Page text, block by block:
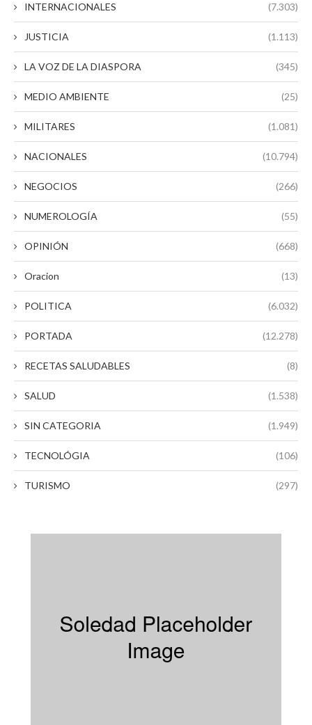
INTERNACIONALES (7.303)
JUSTICIA (1.113)
LA VOZ DE LA DIASPORA (345)
MEDIO AMBIENTE (25)
MILITARES (1.081)
NACIONALES (10.794)
NEGOCIOS (266)
NUMEROLOGÍA (55)
OPINIÓN (668)
Oracion (13)
POLITICA (6.032)
PORTADA (12.278)
RECETAS SALUDABLES (8)
SALUD (1.538)
SIN CATEGORIA (1.949)
TECNOLÓGIA (106)
TURISMO (297)